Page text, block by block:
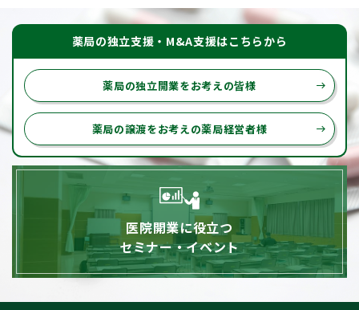
薬局の独立支援・M&A支援はこちらから
薬局の独立開業をお考えの皆様 east
薬局の譲渡をお考えの薬局経営者様 east
医院開業に役立つ
セミナー・イベント